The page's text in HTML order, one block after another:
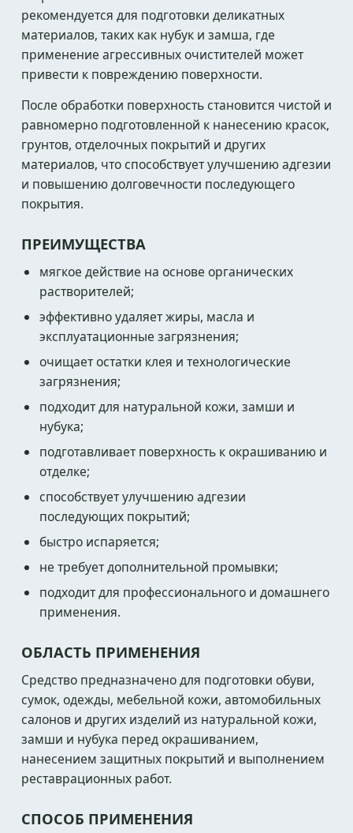
рекомендуется для подготовки деликатных
материалов, таких как нубук и замша, где
применение агрессивных очистителей может
привести к повреждению поверхности.
После обработки поверхность становится чистой и
равномерно подготовленной к нанесению красок,
грунтов, отделочных покрытий и других
материалов, что способствует улучшению адгезии
и повышению долговечности последующего
покрытия.
ПРЕИМУЩЕСТВА
мягкое действие на основе органических
растворителей;
эффективно удаляет жиры, масла и
эксплуатационные загрязнения;
очищает остатки клея и технологические
загрязнения;
подходит для натуральной кожи, замши и
нубука;
подготавливает поверхность к окрашиванию и
отделке;
способствует улучшению адгезии
последующих покрытий;
быстро испаряется;
не требует дополнительной промывки;
подходит для профессионального и домашнего
применения.
ОБЛАСТЬ ПРИМЕНЕНИЯ
Средство предназначено для подготовки обуви,
сумок, одежды, мебельной кожи, автомобильных
салонов и других изделий из натуральной кожи,
замши и нубука перед окрашиванием,
нанесением защитных покрытий и выполнением
реставрационных работ.
СПОСОБ ПРИМЕНЕНИЯ